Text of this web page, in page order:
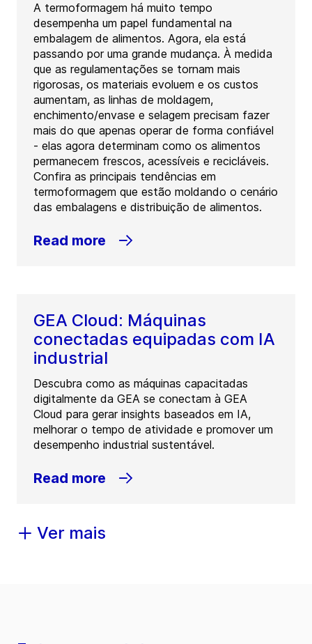
A termoformagem há muito tempo
desempenha um papel fundamental na
embalagem de alimentos. Agora, ela está
passando por uma grande mudança. À medida
que as regulamentações se tornam mais
rigorosas, os materiais evoluem e os custos
aumentam, as linhas de moldagem,
enchimento/envase e selagem precisam fazer
mais do que apenas operar de forma confiável
- elas agora determinam como os alimentos
permanecem frescos, acessíveis e recicláveis.
Confira as principais tendências em
termoformagem que estão moldando o cenário
das embalagens e distribuição de alimentos.
Read more
GEA Cloud: Máquinas
conectadas equipadas com IA
industrial
Descubra como as máquinas capacitadas
digitalmente da GEA se conectam à GEA
Cloud para gerar insights baseados em IA,
melhorar o tempo de atividade e promover um
desempenho industrial sustentável.
Read more
Ver mais